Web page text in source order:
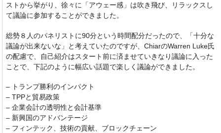
ストから挙がり、徐々に「アウェー感」は吹き飛び、リラックスし
て議論に参加することができました。
総勢８人のパネリストに90分という時間配分だったので、「十分な
議論が出来ないな」と考えていたのですが、ChiarのWarren Luke氏
の配慮で、自己紹介はスタート前に済ませていきなり議論に入った
ことで、下記のように幅広い話題で楽しく議論ができました。
– トランプ勝利のインパクト
– TPPと貿易政策
– 企業会計の透明性と会計基準
– 新興国のアドバンテージ
– フィンテック、技術の貢献、ブロックチェーン